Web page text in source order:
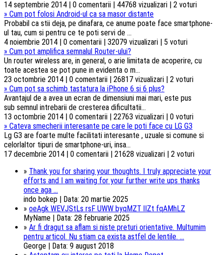
14 septembrie 2014 | 0 comentarii | 44768 vizualizari | 2 voturi
» Cum pot folosi Android-ul ca sa masor distante
Probabil ca stii deja, pe dinafara, ce anume poate face smartphone-
ul tau, cum si pentru ce te poti servi de ...
4 noiembrie 2014 | 0 comentarii | 32079 vizualizari | 5 voturi
» Cum pot amplifica semnalul Router-ului?
Un router wireless are, in general, o arie limitata de acoperire, cu
toate acestea se pot pune in evidenta o m...
23 octombrie 2014 | 0 comentarii | 26817 vizualizari | 2 voturi
» Cum pot sa schimb tastatura la iPhone 6 si 6 plus?
Avantajul de a avea un ecran de dimensiuni mai mari, este pus
sub semnul intrebarii de cresterea dificultatii...
13 octombrie 2014 | 0 comentarii | 22763 vizualizari | 0 voturi
» Cateva smecherii interesante pe care le poti face cu LG G3
Lg G3 are foarte multe facilitati interesante , uzuale si comune si
celorlaltor tipuri de smartphone-uri, insa...
17 decembrie 2014 | 0 comentarii | 21628 vizualizari | 2 voturi
» Thank you for sharing your thoughts. I truly appreciate your
efforts and I am waiting for your further write ups thanks
once aga ...
indo bokep | Data: 20 martie 2025
» oeAgk WEVJStLs rsF UWW byqMZT lIZt fqAMhLZ
MyName | Data: 28 februarie 2025
» Ar fi dragut sa aflam si niste preturi orientative. Multumim
pentru articol. Nu stiam ca exista astfel de lentile. ...
George | Data: 9 august 2018